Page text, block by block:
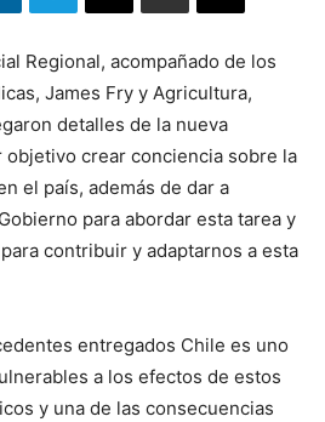
Regional, acompañado de los
James Fry y Agricultura,
detalles de la nueva
objetivo crear conciencia sobre la
el país, además de dar a
para abordar esta tarea y
contribuir y adaptarnos a esta
entregados Chile es uno
a los efectos de estos
y una de las consecuencias